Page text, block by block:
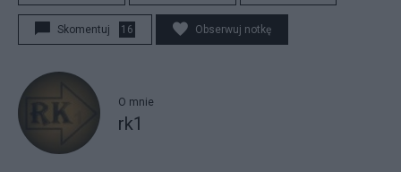
Skomentuj 16 Obserwuj notkę
O mnie
rk1